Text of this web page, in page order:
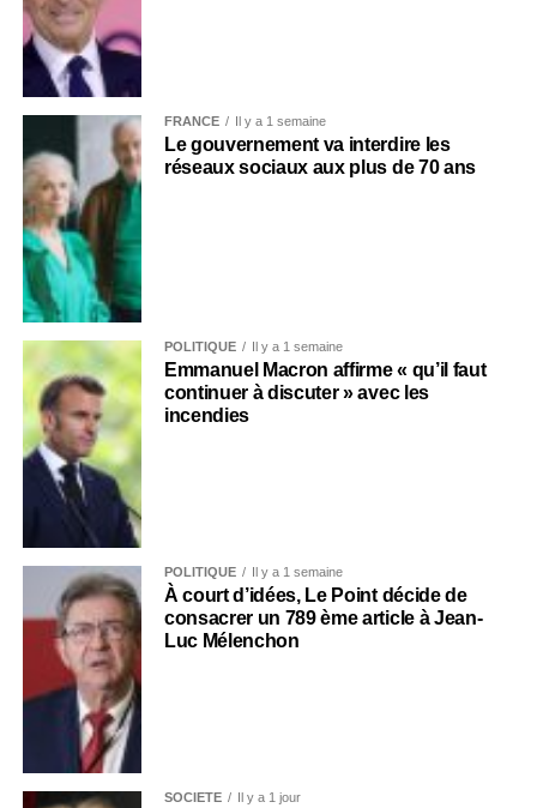
FRANCE Il y a 1 semaine
Le gouvernement va interdire les
réseaux sociaux aux plus de 70 ans
POLITIQUE Il y a 1 semaine
Emmanuel Macron affirme « qu’il faut
continuer à discuter » avec les
incendies
POLITIQUE Il y a 1 semaine
À court d’idées, Le Point décide de
consacrer un 789 ème article à Jean-
Luc Mélenchon
SOCIÉTÉ Il y a 1 jour